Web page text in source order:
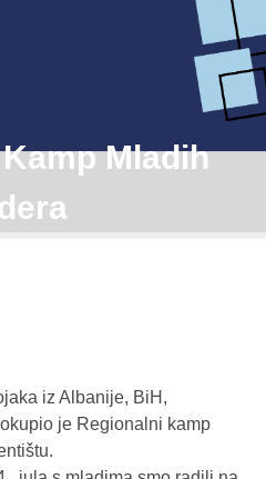
Mladih
iz Albanije, BiH,
je Regionalni kamp